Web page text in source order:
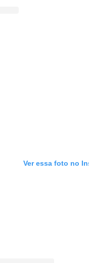
Ver essa foto no